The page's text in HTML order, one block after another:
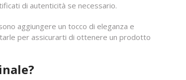
di autenticità se necessario.
aggiungere un tocco di eleganza e
per assicurarti di ottenere un prodotto